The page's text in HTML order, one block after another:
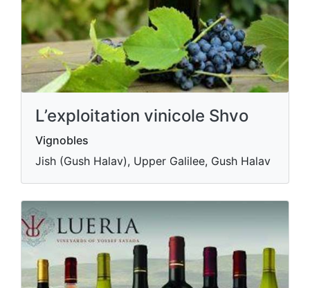
L’exploitation vinicole Shvo
Vignobles
Jish (Gush Halav), Upper Galilee, Gush Halav